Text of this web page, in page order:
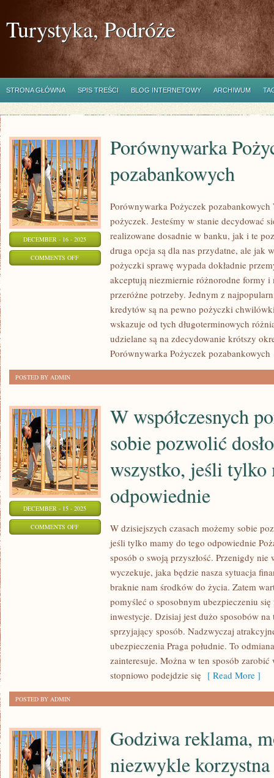
Turystyka, Podróże
STRONA GŁÓWNA SPIS TREŚCI BLOG INTERNETOWY ARCHIWUM
DECEMBER - 16 - 2025
COMMENTS OFFON
PORÓWNYWARKA
Porównywarka
pozabankowych
Porównywarka Pożyczek
pożyczek. Jesteśmy w stanie decydować
realizowane dosadnie w banku, jak i te
druga opcja są dla nas przydatne, ale jak
pożyczki sprawę wypada dokładnie
akceptują niezmiernie różnorodne formy
przeróżne potrzeby. Jednym z
kredytów są na pewno pożyczki
wskazuje od tych długoterminowych
udzielane są na zdecydowanie krótszy
Porównywarka Pożyczek pozabankowych
POSTED BY ADMIN
DECEMBER - 15 - 2025
COMMENTS OFFON
WSPÓŁCZESNYCH
DOSŁOWNIE
WSZYSTKO,
TEGO
ODPOWIEDNIE
W współczesnych
sobie pozwolić
wszystko, jeśli tylko
odpowiednie
W dzisiejszych czasach możemy sobie
jeśli tylko mamy do tego odpowiednie
sposób o swoją przyszłość. Przenigdy nie
wyczekuje, jaka będzie nasza sytuacja
braknie nam środków do życia. Zatem
pomyśleć o sposobnym ubezpieczeniu
inwestycje. Dzisiaj jest dużo sposobów
sprzyjający sposób. Nadzwyczaj
ubezpieczenia Praga południe. To
zainteresuje. Można w ten sposób
stopniowo podejdzie się [ Read More ]
POSTED BY ADMIN
Godziwa reklama,
niezwykle korzystna